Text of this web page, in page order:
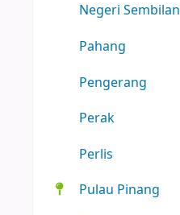
Negeri Sembilan
Pahang
Pengerang
Perak
Perlis
Pulau Pinang